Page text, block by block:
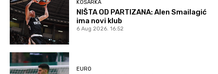
KOŠARKA
NIŠTA OD PARTIZANA: Alen Smailagić
ima novi klub
6 Aug 2026. 16:52
EURO